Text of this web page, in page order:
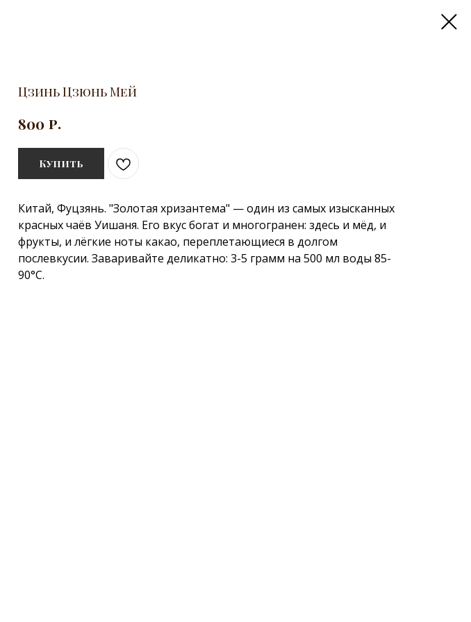
Цзинь Цзюнь Мей
800 р.
Купить
Китай, Фуцзянь. "Золотая хризантема" — один из самых изысканных
красных чаёв Уишаня. Его вкус богат и многогранен: здесь и мёд, и
фрукты, и лёгкие ноты какао, переплетающиеся в долгом
послевкусии. Заваривайте деликатно: 3-5 грамм на 500 мл воды 85-
90°C.